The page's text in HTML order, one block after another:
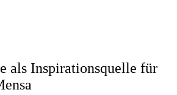
als Inspirationsquelle für